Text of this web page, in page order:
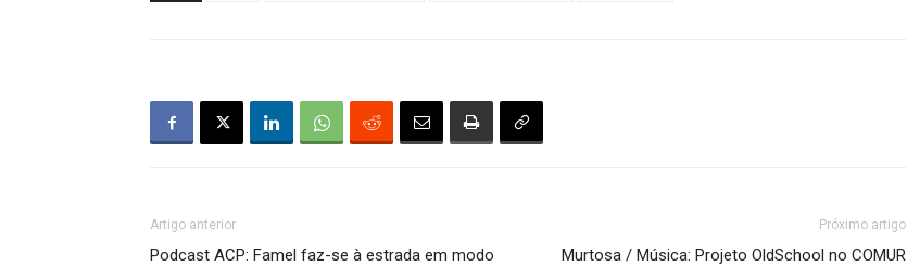
Artigo anterior
Podcast ACP: Famel faz-se à estrada em modo
Próximo artigo
Murtosa / Música: Projeto OldSchool no COMUR